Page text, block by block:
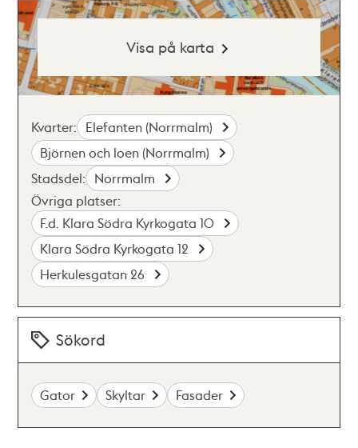
Visa på karta
Kvarter: Elefanten (Norrmalm)
Björnen och loen (Norrmalm)
Stadsdel: Norrmalm
Övriga platser:
F.d. Klara Södra Kyrkogata 10
Klara Södra Kyrkogata 12
Herkulesgatan 26
Sökord
Gator Skyltar Fasader